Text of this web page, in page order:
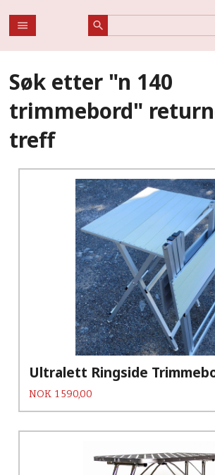
Søk etter "n 140
trimmebord"
treff
Ultralett Ringside
Pris
NOK 1 590,00